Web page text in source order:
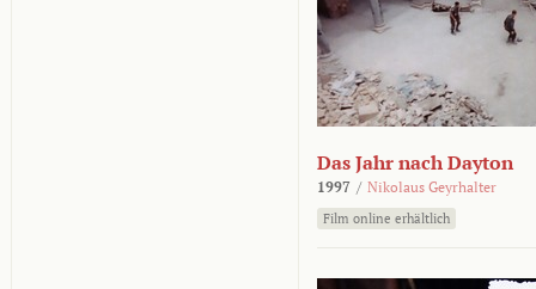
Das Jahr nach Dayton
1997 / Nikolaus Geyrhalter
Film online erhältlich